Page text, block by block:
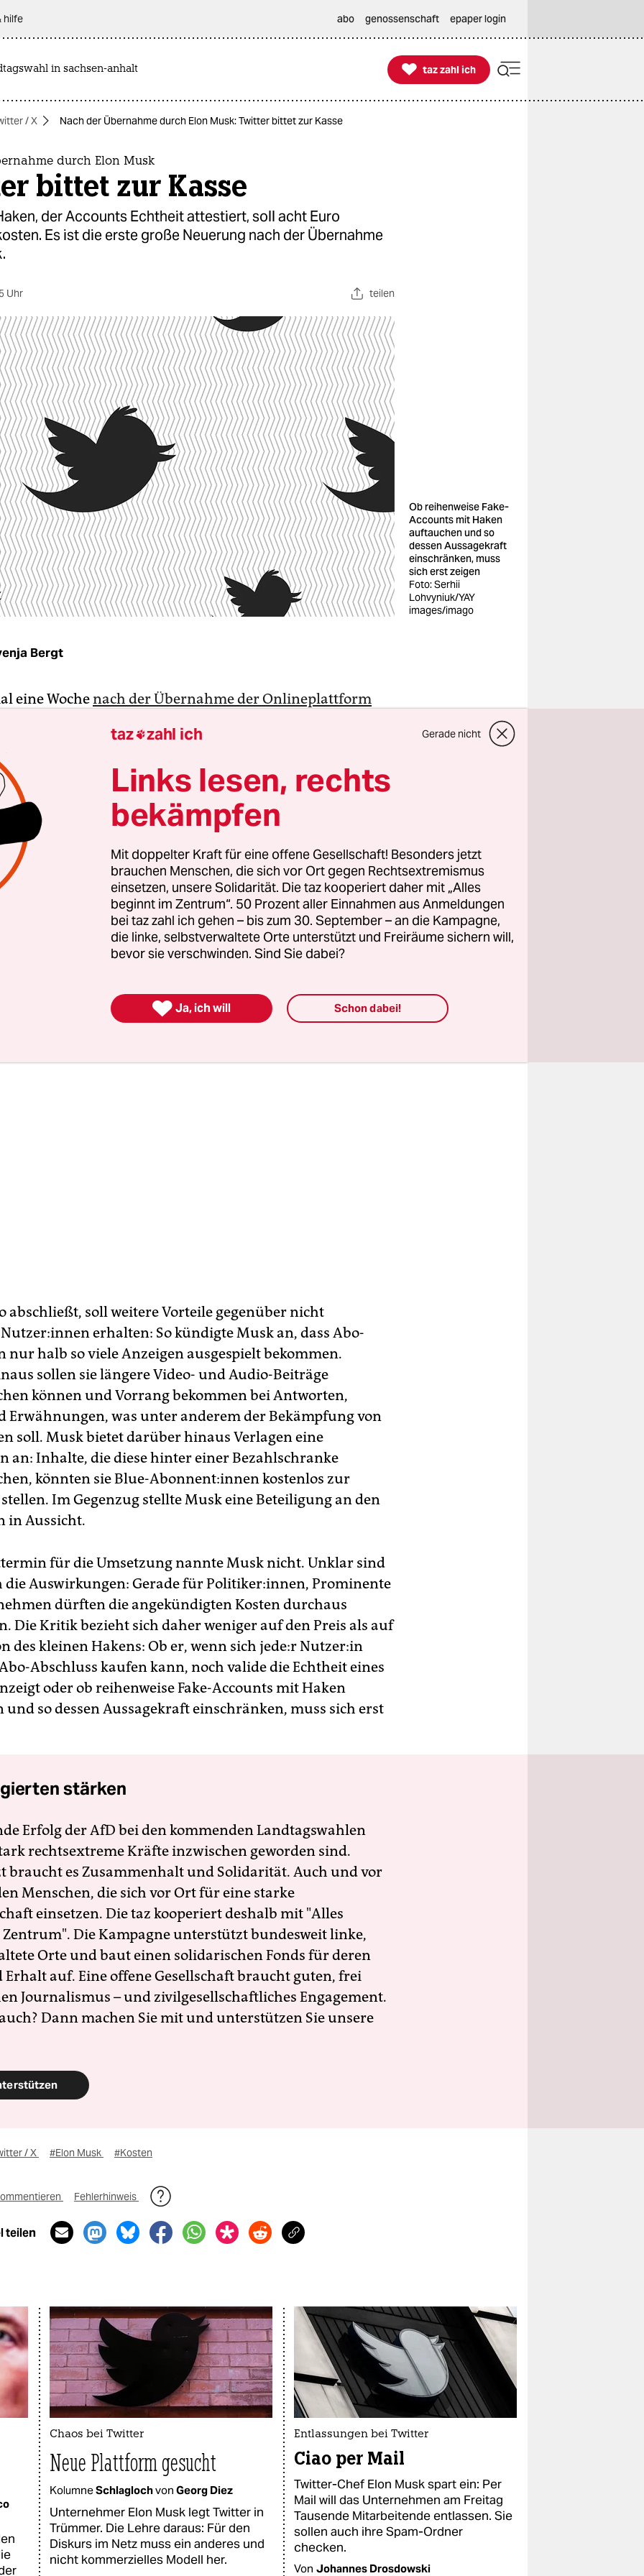
hilfe abo genossenschaft epaper login
in sachsen-anhalt 
taz zahl ich
taz zahl ich
/ X Nach der Übernahme durch Elon Musk: Twitter bittet zur Kasse
durch Elon Musk
bittet zur Kasse
der Accounts Echtheit attestiert, soll acht Euro
Es ist die erste große Neuerung nach der Übernahme
Uhr teilen
Ob reihenweise Fake-
Accounts mit Haken
auftauchen und so
dessen Aussagekraft
einschränken, muss
sich erst zeigen
Foto: Serhii
Lohvyniuk/YAY
images/imago
Bergt
eine Wochenach der Übernahme der Onlineplattform
: Verifizierte Konten sollen künftig kostenpflichtig werden.
müssen dafür ein Abonnement von Twitter Blue
das 8 US-Dollar monatlich kosten soll. Musk kündigte an,
von Land zu Land unterschiedlich ausfallen wird,
der jeweiligen Kaufkraft.
werden beiTwittermit einem weißen Haken vor
gekennzeichnet. Das signalisiert, dass die
Account überprüft und für echt befunden hat. Den
vor allem Accounts mit größerer Reichweite:
Prominente und Multiplikator:innen, aber auch
darüber, wem Twitter einen Haken verleiht und wem
transparent ist.
abschließt, soll weitere Vorteile gegenüber nicht
erhalten: So kündigte Musk an, dass Abo-
nur halb so viele Anzeigen ausgespielt bekommen.
sollen sie längere Video- und Audio-Beiträge
können und Vorrang bekommen bei Antworten,
Erwähnungen, was unter anderem der Bekämpfung von
soll. Musk bietet darüber hinaus Verlagen eine
an: Inhalte, die diese hinter einer Bezahlschranke
könnten sie Blue-Abonnent:innen kostenlos zur
Im Gegenzug stellte Musk eine Beteiligung an den
in Aussicht.
für die Umsetzung nannte Musk nicht. Unklar sind
die Auswirkungen: Gerade für Politiker:innen, Prominente
dürften die angekündigten Kosten durchaus
Die Kritik bezieht sich daher weniger auf den Preis als auf
des kleinen Hakens: Ob er, wenn sich je­de:r Nut­ze­r:in
Abschluss kaufen kann, noch valide die Echtheit eines
oder ob reihenweise Fake-Accounts mit Haken
so dessen Aussagekraft einschränken, muss sich erst
stärken
Erfolg der AfD bei den kommenden Landtagswahlen
rechtsextreme Kräfte inzwischen geworden sind.
braucht es Zusammenhalt und Solidarität. Auch und vor
Menschen, die sich vor Ort für eine starke
einsetzen. Die taz kooperiert deshalb mit "Alles
Die Kampagne unterstützt bundesweit linke,
Orte und baut einen solidarischen Fonds für deren
Erhalt auf. Eine offene Gesellschaft braucht guten, frei
Journalismus – und zivilgesellschaftliches Engagement.
Dann machen Sie mit und unterstützen Sie unsere
/ X #Elon Musk #Kosten
Fehlerhinweis
teilen
Chaos bei Twitter
Neue Plattform gesucht
KolumneSchlaglochvon Georg Diez
Unternehmer Elon Musk legt Twitter in
Trümmer. Die Lehre daraus: Für den
Diskurs im Netz muss ein anderes und
nicht kommerzielles Modell her.
Entlassungen bei Twitter
Ciao per Mail
Twitter-Chef Elon Musk spart ein: Per
Mail will das Unternehmen am Freitag
Tausende Mitarbeitende entlassen. Sie
sollen auch ihre Spam-Ordner
checken.
Von Johannes Drosdowski
taz zahl ich Gerade nicht
Links lesen, rechts
bekämpfen
Mit doppelter Kraft für eine offene Gesellschaft! Besonders jetzt
brauchen Menschen, die sich vor Ort gegen Rechtsextremismus
einsetzen, unsere Solidarität. Die taz kooperiert daher mit „Alles
beginnt im Zentrum“. 50 Prozent aller Einnahmen aus Anmeldungen
bei taz zahl ich gehen – bis zum 30. September – an die Kampagne,
die linke, selbstverwaltete Orte unterstützt und Freiräume sichern will,
bevor sie verschwinden. Sind Sie dabei?
 Ja, ich will Schon dabei!